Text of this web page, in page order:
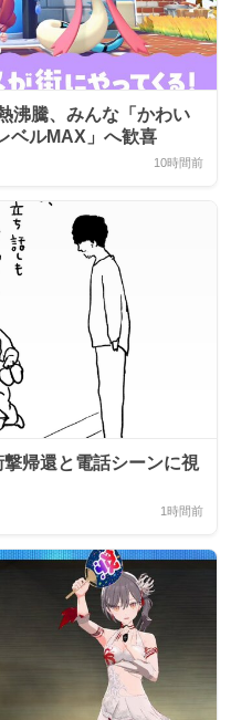
沸騰、みんな「かわい
ベルMAX」へ歓喜
10時間前
撃帰還と電話シーンに視
1時間前